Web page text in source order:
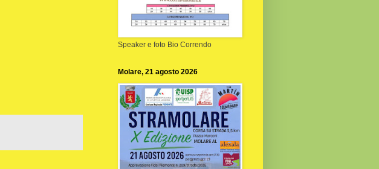
Speaker e foto Bio Correndo
Molare, 21 agosto 2026